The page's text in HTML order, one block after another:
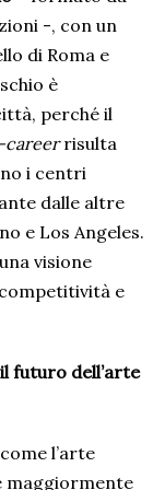
-, con un
di Roma e
è
perché il
risulta
i centri
dalle altre
e Los Angeles.
visione
e
futuro dell’arte
l’arte
maggiormente